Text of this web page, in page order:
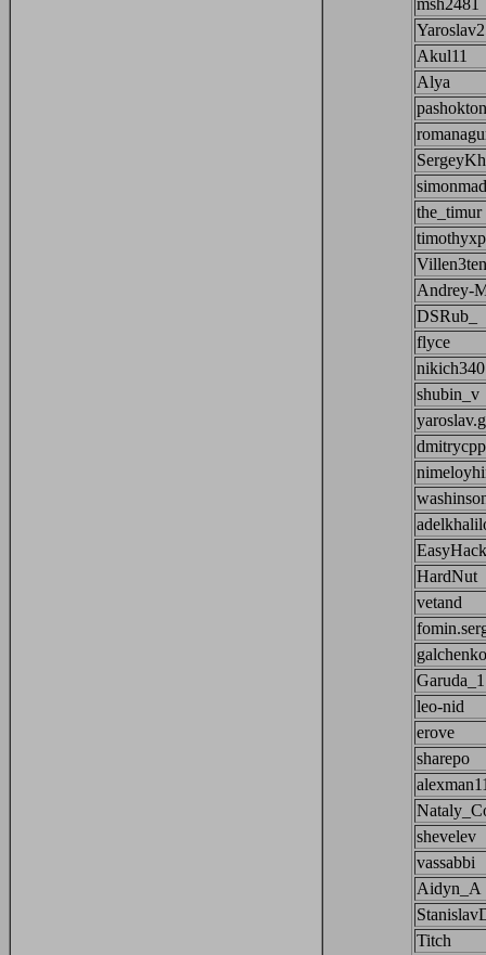
Akul11
Alya
the_timur
timothyxp
Andrey-
DSRub_
flyce
nikich340
shubin_v
dmitrycpp
HardNut
vetand
galchenko
Garuda_1
leo-nid
erove
sharepo
shevelev
vassabbi
Aidyn_A
Titch